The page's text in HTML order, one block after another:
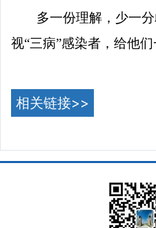
多一份理解，少一
视“三病”感染者，给他
相关链接>>